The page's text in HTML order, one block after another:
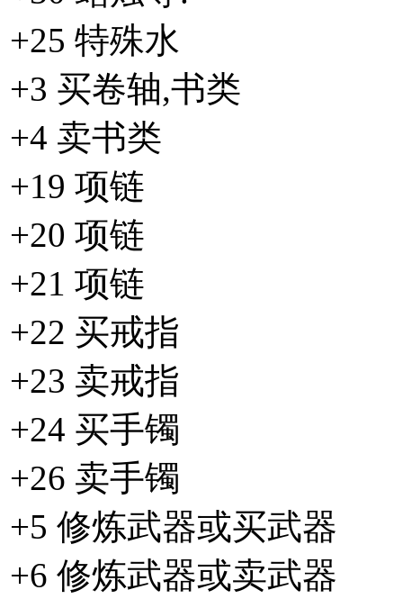
+25 特殊水
+3 买卷轴,书类
+4 卖书类
+19 项链
+20 项链
+21 项链
+22 买戒指
+23 卖戒指
+24 买手镯
+26 卖手镯
+5 修炼武器或买武器
+6 修炼武器或卖武器